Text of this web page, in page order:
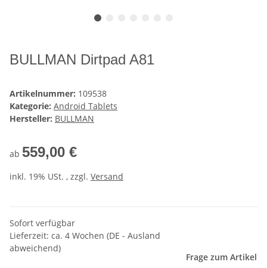
BULLMAN Dirtpad A81
Artikelnummer: 109538
Kategorie: Android Tablets
Hersteller: BULLMAN
ab 559,00 €
inkl. 19% USt. , zzgl. Versand
Sofort verfügbar
Lieferzeit: ca. 4 Wochen (DE - Ausland
abweichend)
Frage zum Artikel